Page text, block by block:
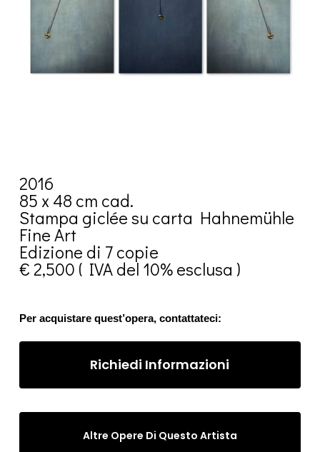
2016
85 x 48 cm cad.
Stampa giclée su carta Hahnemühle
Fine Art
Edizione di 7 copie
€ 2,500 ( IVA del 10% esclusa )
Per acquistare quest’opera, contattateci:
Richiedi Informazioni
Altre Opere Di Questo Artista